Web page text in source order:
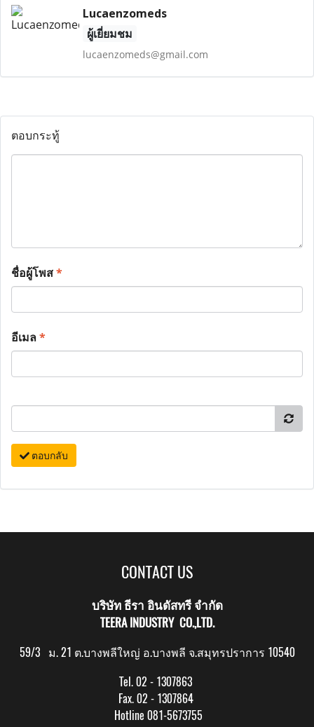
Lucaenzomeds
ผู้เยี่ยมชม
lucaenzomeds@gmail.com
ตอบกระทู้
ชื่อผู้โพส*
อีเมล*
ตอบกลับ
CONTACT US
บริษัท ธีรา อินดัสทรี จำกัด
TEERA INDUSTRY CO.,LTD.
59/3 ม. 21 ต.บางพลีใหญ่ อ.บางพลี จ.สมุทรปราการ 10540
Tel. 02 - 1307863
Fax. 02 - 1307864
Hotline 081-5673755